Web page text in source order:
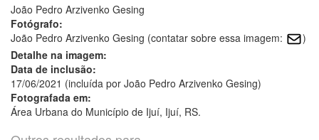
João Pedro Arzivenko Gesing
Fotógrafo:
João Pedro Arzivenko Gesing (contatar sobre essa imagem:
)
Detalhe na imagem:
Data de inclusão:
17/06/2021 (incluída por João Pedro Arzivenko Gesing)
Fotografada em:
Área Urbana do Município de Ijuí, Ijuí, RS.